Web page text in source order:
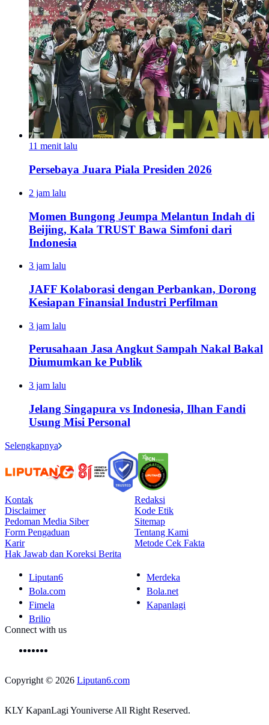
11 menit lalu
Persebaya Juara Piala Presiden 2026
2 jam lalu
Momen Bungong Jeumpa Melantun Indah di
Beijing, Kala TRUST Bawa Simfoni dari
Indonesia
3 jam lalu
JAFF Kolaborasi dengan Perbankan, Dorong
Kesiapan Finansial Industri Perfilman
3 jam lalu
Perusahaan Jasa Angkut Sampah Nakal Bakal
Diumumkan ke Publik
3 jam lalu
Jelang Singapura vs Indonesia, Ilhan Fandi
Usung Misi Personal
Selengkapnya
Kontak
Redaksi
Disclaimer
Kode Etik
Pedoman Media Siber
Sitemap
Form Pengaduan
Tentang Kami
Karir
Metode Cek Fakta
Hak Jawab dan Koreksi Berita
Liputan6
Merdeka
Bola.com
Bola.net
Fimela
Kapanlagi
Brilio
Connect with us
Copyright © 2026 Liputan6.com
KLY KapanLagi Youniverse All Right Reserved.